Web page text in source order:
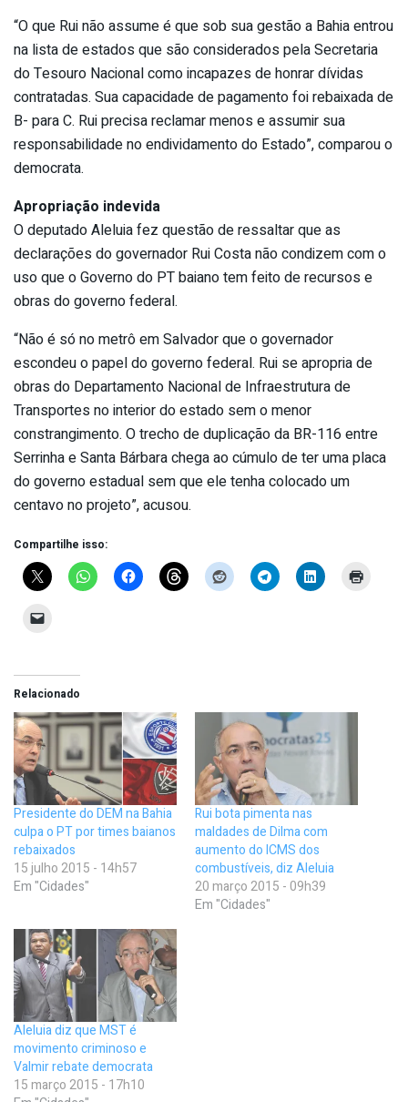
“O que Rui não assume é que sob sua gestão a Bahia entrou
na lista de estados que são considerados pela Secretaria
do Tesouro Nacional como incapazes de honrar dívidas
contratadas. Sua capacidade de pagamento foi rebaixada de
B- para C. Rui precisa reclamar menos e assumir sua
responsabilidade no endividamento do Estado”, comparou o
democrata.
Apropriação indevida
O deputado Aleluia fez questão de ressaltar que as
declarações do governador Rui Costa não condizem com o
uso que o Governo do PT baiano tem feito de recursos e
obras do governo federal.
“Não é só no metrô em Salvador que o governador
escondeu o papel do governo federal. Rui se apropria de
obras do Departamento Nacional de Infraestrutura de
Transportes no interior do estado sem o menor
constrangimento. O trecho de duplicação da BR-116 entre
Serrinha e Santa Bárbara chega ao cúmulo de ter uma placa
do governo estadual sem que ele tenha colocado um
centavo no projeto”, acusou.
Compartilhe isso:
Relacionado
Presidente do DEM na Bahia
culpa o PT por times baianos
rebaixados
15 julho 2015 - 14h57
Em "Cidades"
Rui bota pimenta nas
maldades de Dilma com
aumento do ICMS dos
combustíveis, diz Aleluia
20 março 2015 - 09h39
Em "Cidades"
Aleluia diz que MST é
movimento criminoso e
Valmir rebate democrata
15 março 2015 - 17h10